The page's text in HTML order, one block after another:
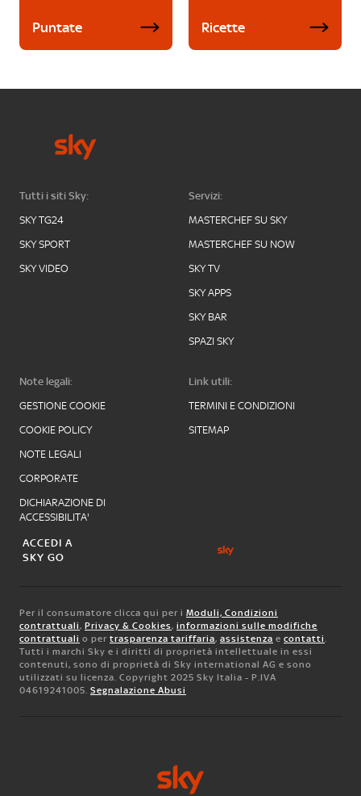
Puntate Ricette
Tutti i siti Sky:
SKY TG24
SKY SPORT
SKY VIDEO
Servizi:
MASTERCHEF SU SKY
MASTERCHEF SU NOW
SKY TV
SKY APPS
SKY BAR
SPAZI SKY
Note legali:
GESTIONE COOKIE
COOKIE POLICY
NOTE LEGALI
CORPORATE
DICHIARAZIONE DI
ACCESSIBILITA'
Link utili:
TERMINI E CONDIZIONI
SITEMAP
ACCEDI A
SKY GO
Per il consumatore clicca qui per i Moduli, Condizioni
contrattuali, Privacy & Cookies, informazioni sulle modifiche
contrattuali o per trasparenza tariffaria, assistenza e contatti.
Tutti i marchi Sky e i diritti di proprietà intellettuale in essi
contenuti, sono di proprietà di Sky international AG e sono
utilizzati su licenza. Copyright 2025 Sky Italia - P.IVA
04619241005. Segnalazione Abusi